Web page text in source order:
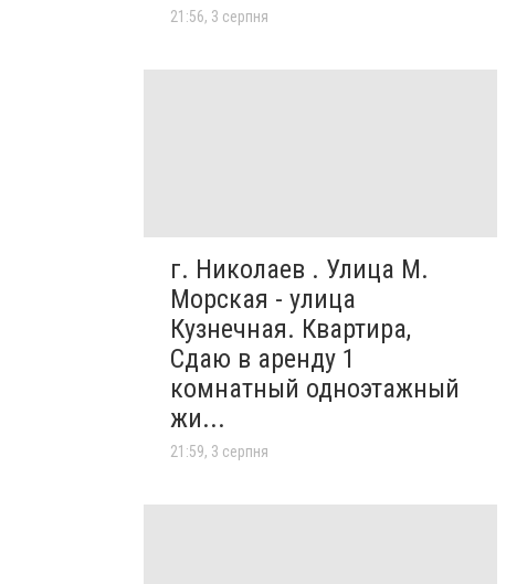
21:56, 3 серпня
г. Николаев . Улица М.
Морская - улица
Кузнечная. Квартира,
Сдаю в аренду 1
комнатный одноэтажный
жи...
21:59, 3 серпня